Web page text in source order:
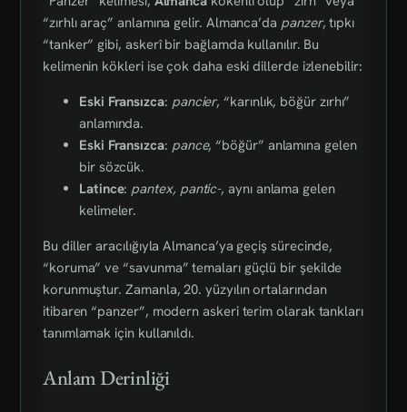
“zırhlı araç” anlamına gelir. Almanca’da panzer, tıpkı
“tanker” gibi, askerî bir bağlamda kullanılır. Bu
kelimenin kökleri ise çok daha eski dillerde izlenebilir:
Eski Fransızca: pancier, “karınlık, böğür zırhı”
anlamında.
Eski Fransızca: pance, “böğür” anlamına gelen
bir sözcük.
Latince: pantex, pantic-, aynı anlama gelen
kelimeler.
Bu diller aracılığıyla Almanca’ya geçiş sürecinde,
“koruma” ve “savunma” temaları güçlü bir şekilde
korunmuştur. Zamanla, 20. yüzyılın ortalarından
itibaren “panzer”, modern askeri terim olarak tankları
tanımlamak için kullanıldı.
Anlam Derinliği